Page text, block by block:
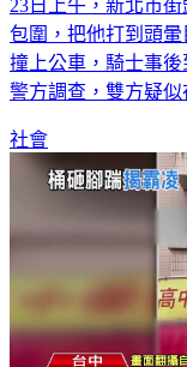
23日上午，新北市
包圍，把他打到頭
撞上公車，騎士事後
警方調查，雙方疑似
社會